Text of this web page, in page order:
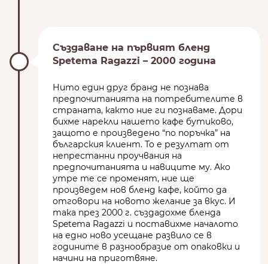
Създаване на първият бленд
Spetema Ragazzi – 2000 година
Нито един друг бранд не познава
предпочитанията на потребителите в
страната, както ние ги познаваме. Дори
бихме нарекли нашето кафе бутиково,
защото е произведено “по поръчка” на
българския клиент. То е резултат от
непрестанни проучвания на
предпочитанията и навиците му. Ако
утре те се променят, ние ще
произведем нов бленд кафе, който да
отговори на новото желание за вкус. И
така през 2000 г. създадохме бленда
Spetema Ragazzi и поставихме началото
на едно ново усещане развило се в
годините в разнообразие от опаковки и
начини на приготвяне.